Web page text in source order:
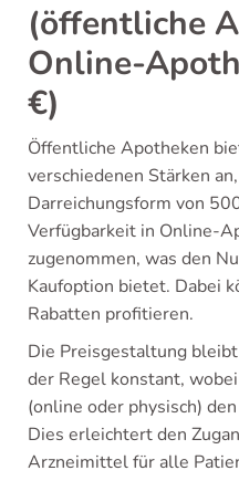
(öffentliche
Online-
€)
Öffentliche Apotheken
verschiedenen Stärken
Darreichungsform von
Verfügbarkeit in Online-
zugenommen, was den
Kaufoption bietet. Dabei
Rabatten profitieren.
Die Preisgestaltung
der Regel konstant,
(online oder physisch)
Dies erleichtert den
Arzneimittel für alle